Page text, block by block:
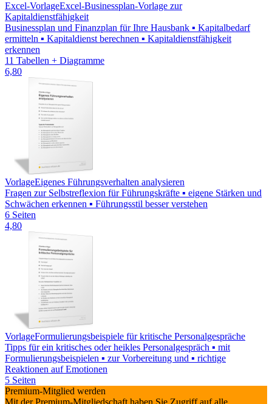
Excel-VorlageExcel-Businessplan-Vorlage zur
Kapitaldienstfähigkeit
Businessplan und Finanzplan für Ihre Hausbank ▪ Kapitalbedarf
ermitteln ▪ Kapitaldienst berechnen ▪ Kapitaldienstfähigkeit
erkennen
11 Tabellen + Diagramme
6,80
VorlageEigenes Führungsverhalten analysieren
Fragen zur Selbstreflexion für Führungskräfte ▪ eigene Stärken und
Schwächen erkennen ▪ Führungsstil besser verstehen
6 Seiten
4,80
VorlageFormulierungsbeispiele für kritische Personalgespräche
Tipps für ein kritisches oder heikles Personalgespräch ▪ mit
Formulierungsbeispielen ▪ zur Vorbereitung und ▪ richtige
Reaktionen auf Emotionen
5 Seiten
Premium-Mitglied werden